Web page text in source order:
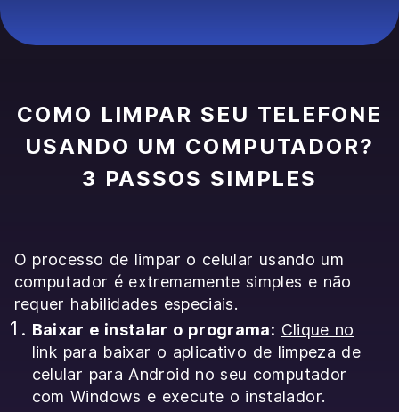
COMO LIMPAR SEU TELEFONE
USANDO UM COMPUTADOR?
3 PASSOS SIMPLES
O processo de limpar o celular usando um
computador é extremamente simples e não
requer habilidades especiais.
Baixar e instalar o programa: Clique no
link para baixar o aplicativo de limpeza de
celular para Android no seu computador
com Windows e execute o instalador.